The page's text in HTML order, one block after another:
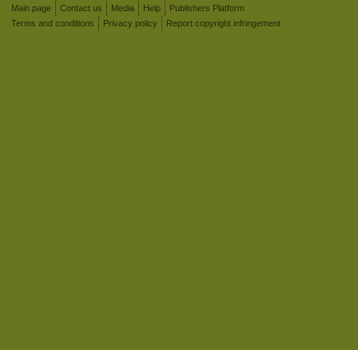
Main page Contact us Media Help
Publishers Platform
Terms and conditions
Privacy policy Report copyright infringement